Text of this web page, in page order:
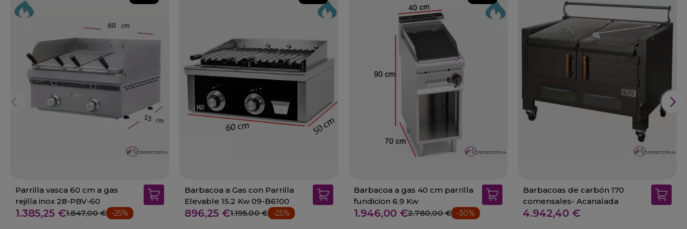
Parrilla vasca 60 cm a gas
rejilla inox 28-PBV-60
1.385,25 €1.847,00 € -25%
Barbacoa a Gas con Parrilla
Elevable 15.2 Kw 09-B6100
896,25 €1.195,00 € -25%
Barbacoa a gas 40 cm parrilla
fundicion 6.9 Kw
1.946,00 €2.780,00 € -30%
Barbacoas de carbón 170
comensales- Acanalada
4.942,40 €